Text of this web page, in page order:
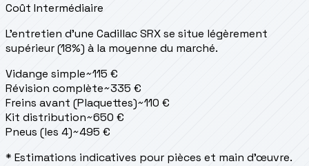
Coût Intermédiaire
L'entretien d'une Cadillac SRX se situe légèrement
supérieur (18%) à la moyenne du marché.
Vidange simple~115 €
Révision complète~335 €
Freins avant (Plaquettes)~110 €
Kit distribution~650 €
Pneus (les 4)~495 €
* Estimations indicatives pour pièces et main d'œuvre.